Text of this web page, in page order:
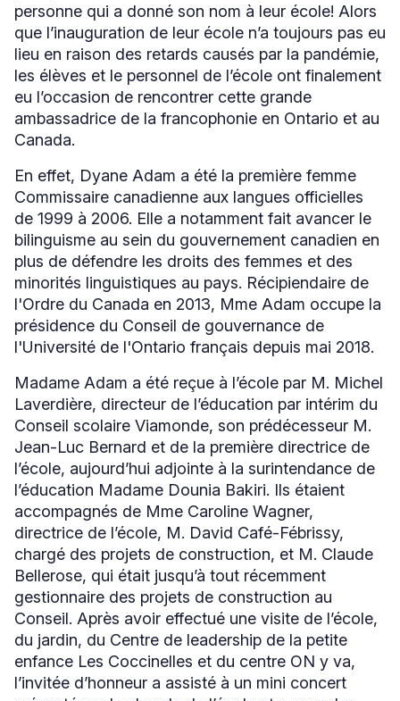
personne qui a donné son nom à leur école! Alors
que l’inauguration de leur école n’a toujours pas eu
lieu en raison des retards causés par la pandémie,
les élèves et le personnel de l’école ont finalement
eu l’occasion de rencontrer cette grande
ambassadrice de la francophonie en Ontario et au
Canada.
En effet, Dyane Adam a été la première femme
Commissaire canadienne aux langues officielles
de 1999 à 2006. Elle a notamment fait avancer le
bilinguisme au sein du gouvernement canadien en
plus de défendre les droits des femmes et des
minorités linguistiques au pays. Récipiendaire de
l'Ordre du Canada en 2013, Mme Adam occupe la
présidence du Conseil de gouvernance de
l'Université de l'Ontario français depuis mai 2018.
Madame Adam a été reçue à l’école par M. Michel
Laverdière, directeur de l’éducation par intérim du
Conseil scolaire Viamonde, son prédécesseur M.
Jean-Luc Bernard et de la première directrice de
l’école, aujourd’hui adjointe à la surintendance de
l’éducation Madame Dounia Bakiri. Ils étaient
accompagnés de Mme Caroline Wagner,
directrice de l’école, M. David Café-Fébrissy,
chargé des projets de construction, et M. Claude
Bellerose, qui était jusqu’à tout récemment
gestionnaire des projets de construction au
Conseil. Après avoir effectué une visite de l’école,
du jardin, du Centre de leadership de la petite
enfance Les Coccinelles et du centre ON y va,
l’invitée d’honneur a assisté à un mini concert